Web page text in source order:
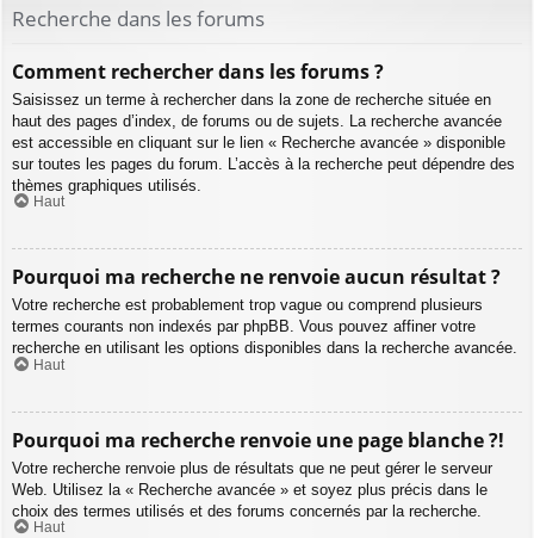
Recherche dans les forums
Comment rechercher dans les forums ?
Saisissez un terme à rechercher dans la zone de recherche située en
haut des pages d’index, de forums ou de sujets. La recherche avancée
est accessible en cliquant sur le lien « Recherche avancée » disponible
sur toutes les pages du forum. L’accès à la recherche peut dépendre des
thèmes graphiques utilisés.
Haut
Pourquoi ma recherche ne renvoie aucun résultat ?
Votre recherche est probablement trop vague ou comprend plusieurs
termes courants non indexés par phpBB. Vous pouvez affiner votre
recherche en utilisant les options disponibles dans la recherche avancée.
Haut
Pourquoi ma recherche renvoie une page blanche ?!
Votre recherche renvoie plus de résultats que ne peut gérer le serveur
Web. Utilisez la « Recherche avancée » et soyez plus précis dans le
choix des termes utilisés et des forums concernés par la recherche.
Haut